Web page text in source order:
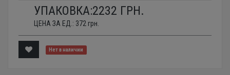
УПАКОВКА:2232 ГРН.
ЦЕНА ЗА ЕД.: 372 грн.
Нет в наличии